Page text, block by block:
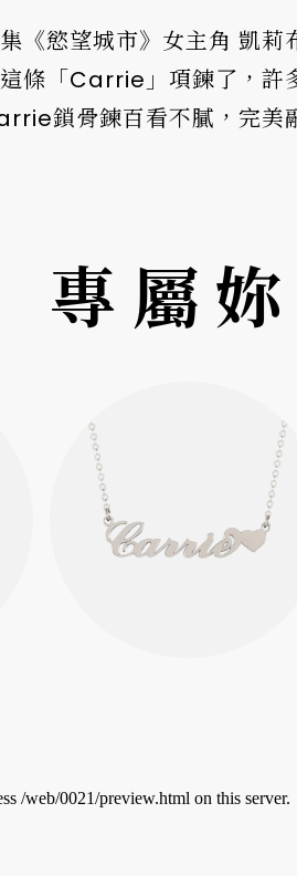
《慾望城市》女主角 凱
條「Carrie」項鍊了，許
鎖骨鍊百看不膩，完美
專屬